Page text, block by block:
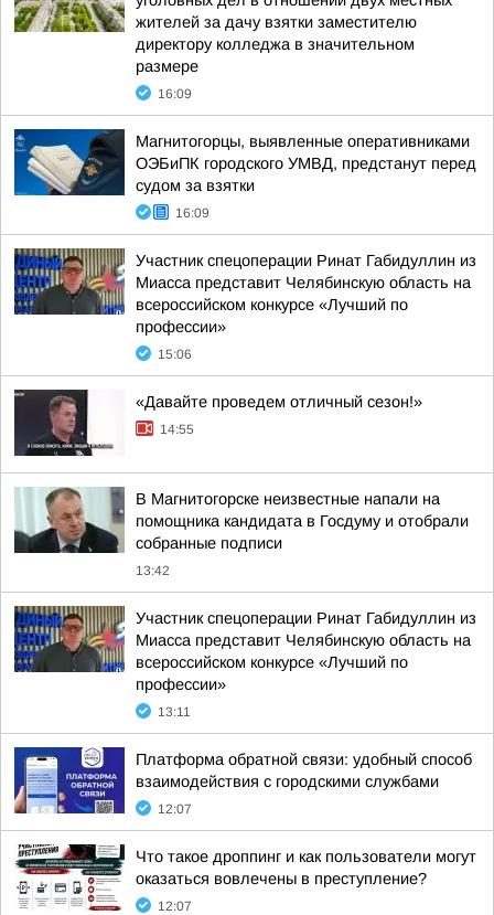
жителей за дачу взятки заместителю
директору колледжа в значительном
размере
16:09
Магнитогорцы, выявленные оперативниками
ОЭБиПК городского УМВД, предстанут перед
судом за взятки
16:09
Участник спецоперации Ринат Габидуллин из
Миасса представит Челябинскую область на
всероссийском конкурсе «Лучший по
профессии»
15:06
«Давайте проведем отличный сезон!»
14:55
В Магнитогорске неизвестные напали на
помощника кандидата в Госдуму и отобрали
собранные подписи
13:42
Участник спецоперации Ринат Габидуллин из
Миасса представит Челябинскую область на
всероссийском конкурсе «Лучший по
профессии»
13:11
Платформа обратной связи: удобный способ
взаимодействия с городскими службами
12:07
Что такое дроппинг и как пользователи могут
оказаться вовлечены в преступление?
12:07